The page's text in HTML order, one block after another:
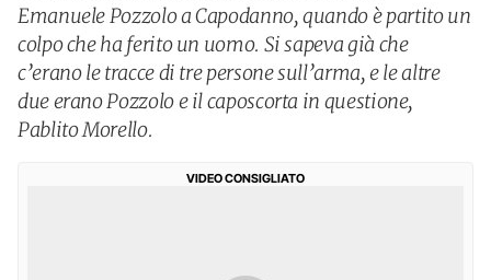
Emanuele Pozzolo a Capodanno, quando è partito un
colpo che ha ferito un uomo. Si sapeva già che
c’erano le tracce di tre persone sull’arma, e le altre
due erano Pozzolo e il caposcorta in questione,
Pablito Morello.
VIDEO CONSIGLIATO